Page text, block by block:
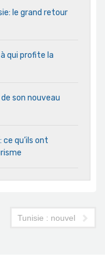
le grand retour
qui profite la
son nouveau
ce qu’ils ont
de Yasmine Hammamet
Tunisie : nouvelles